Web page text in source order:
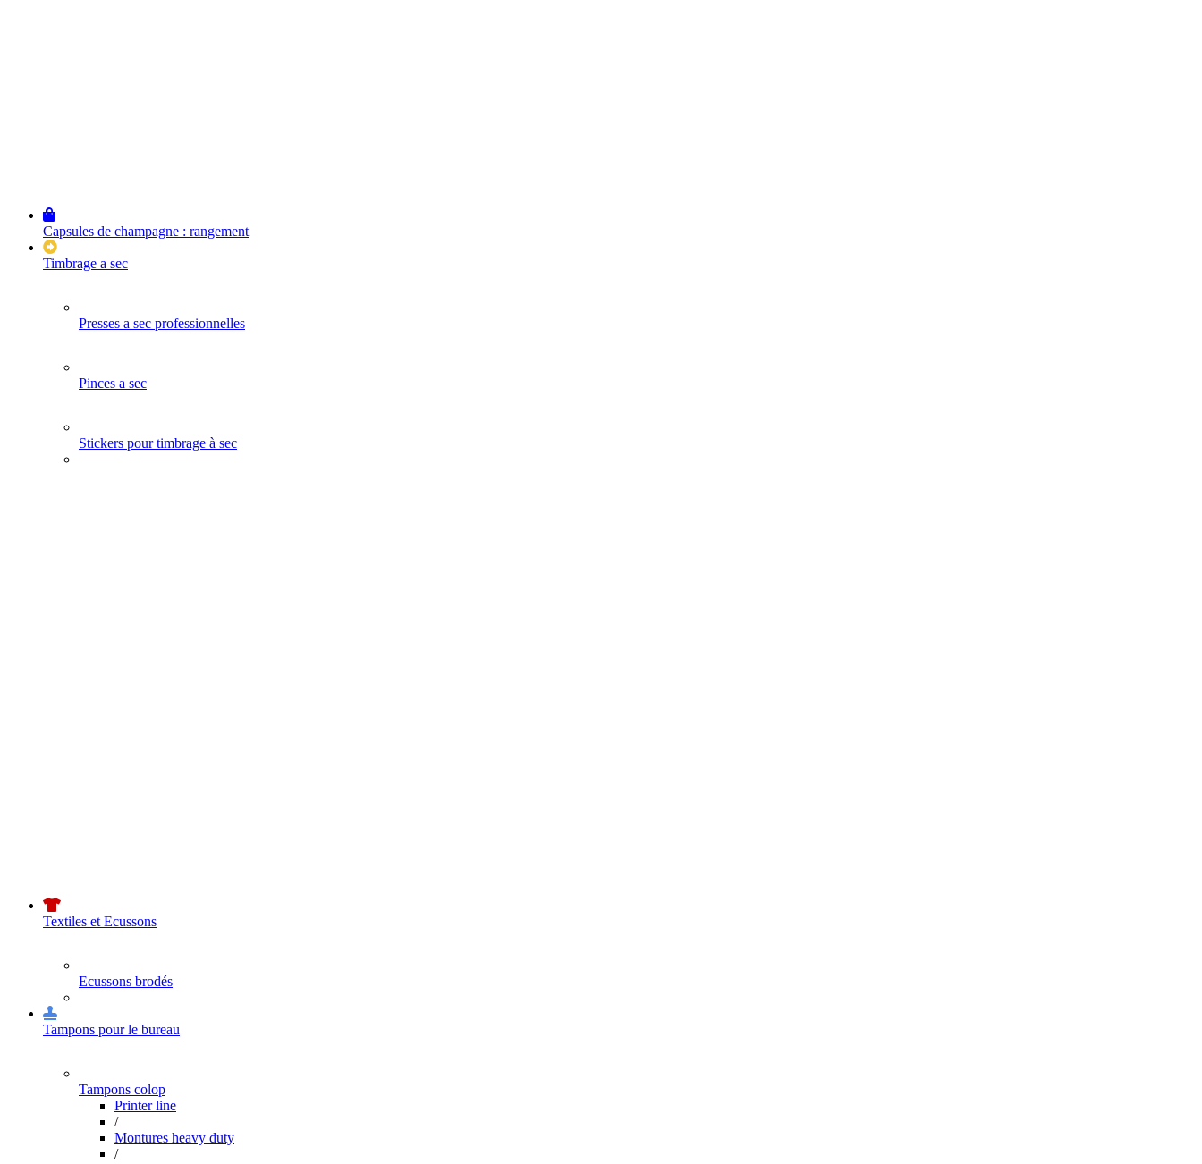
Capsules de champagne : rangement
Timbrage a sec
Presses a sec professionnelles
Pinces a sec
Stickers pour timbrage à sec
Textiles et Ecussons
Ecussons brodés
Tampons pour le bureau
Tampons colop
Printer line
/
Montures heavy duty
/